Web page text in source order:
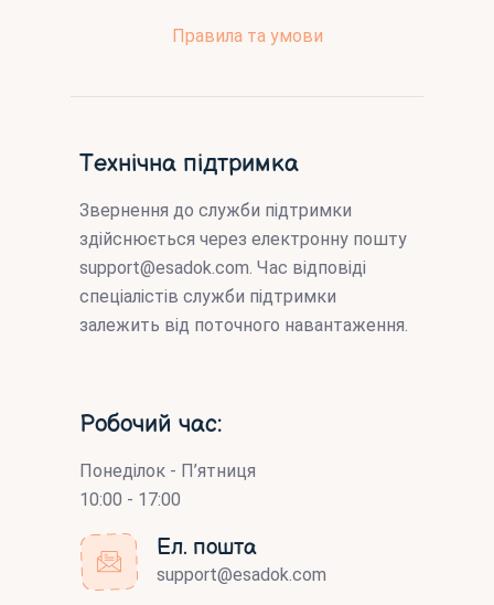
Правила та умови
Технічна підтримка
Звернення до служби підтримки
здійснюється через електронну пошту
support@esadok.com . Час відповіді
спеціалістів служби підтримки
залежить від поточного навантаження.
Робочий час:
Понеділок - П’ятниця
10:00 - 17:00
Ел. пошта
support@esadok.com